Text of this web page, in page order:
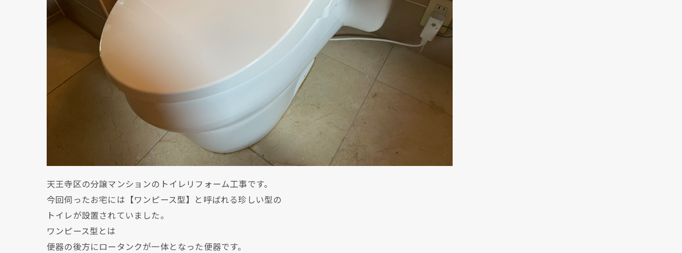
天王寺区の分譲マンションのトイレリフォーム工事です。
今回伺ったお宅には【ワンピース型】と呼ばれる珍しい型の
トイレが設置されていました。
ワンピース型とは
便器の後方にロータンクが一体となった便器です。